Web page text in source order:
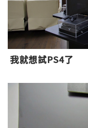
我就想試PS4了